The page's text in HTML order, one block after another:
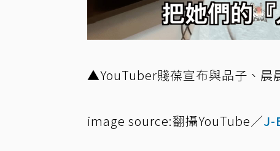
▲YouTuber賤葆宣布與品子、晨
image source:翻攝YouTube／J-